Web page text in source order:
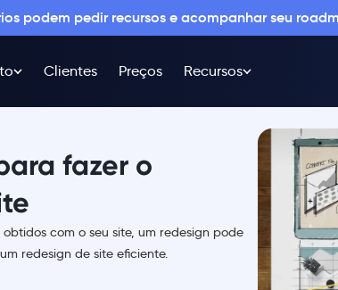
podem pedir recursos e acompanhar seu
Clientes Preços Recursos
fazer o
com o seu site, um redesign pode
redesign de site eficiente.